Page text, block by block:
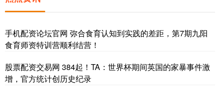
手机配资论坛官网 弥合食育认知到实践的差距，第7期九阳
食育师资特训营顺利结营！
股票配资交易网 384起！TA：世界杯期间英国的家暴事件激
增，官方统计创历史纪录